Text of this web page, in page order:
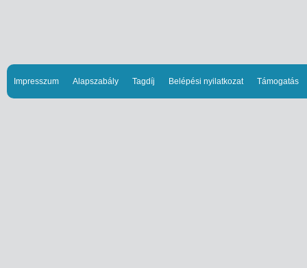
Impresszum Alapszabály Tagdíj Belépési nyilatkozat Támogatás